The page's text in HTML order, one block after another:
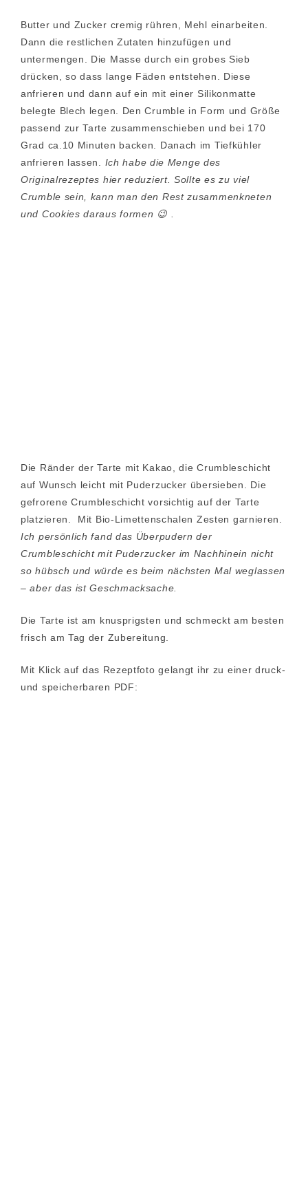
Butter und Zucker cremig rühren, Mehl einarbeiten.
Dann die restlichen Zutaten hinzufügen und
untermengen. Die Masse durch ein grobes Sieb
drücken, so dass lange Fäden entstehen. Diese
anfrieren und dann auf ein mit einer Silikonmatte
belegte Blech legen. Den Crumble in Form und Größe
passend zur Tarte zusammenschieben und bei 170
Grad ca.10 Minuten backen. Danach im Tiefkühler
anfrieren lassen. Ich habe die Menge des
Originalrezeptes hier reduziert. Sollte es zu viel
Crumble sein, kann man den Rest zusammenkneten
und Cookies daraus formen 😉 .
Die Ränder der Tarte mit Kakao, die Crumbleschicht
auf Wunsch leicht mit Puderzucker übersieben. Die
gefrorene Crumbleschicht vorsichtig auf der Tarte
platzieren. Mit Bio-Limettenschalen Zesten garnieren.
Ich persönlich fand das Überpudern der
Crumbleschicht mit Puderzucker im Nachhinein nicht
so hübsch und würde es beim nächsten Mal weglassen
– aber das ist Geschmacksache.
Die Tarte ist am knusprigsten und schmeckt am besten
frisch am Tag der Zubereitung.
Mit Klick auf das Rezeptfoto gelangt ihr zu einer druck-
und speicherbaren PDF: